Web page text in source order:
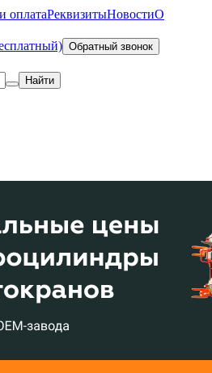
оплатаРеквизитыНовостиО
Обратный звонок
Найти